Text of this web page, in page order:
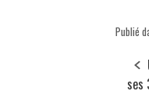
Publié
ses